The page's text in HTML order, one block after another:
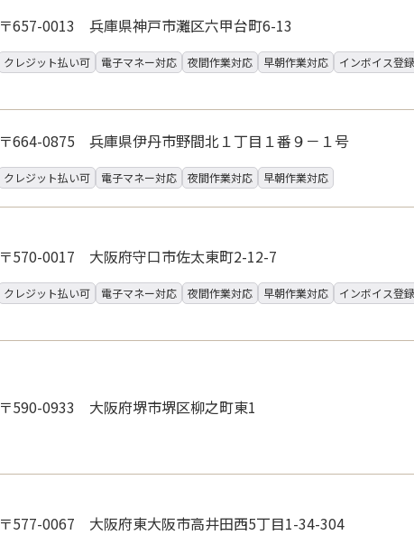
〒657-0013 兵庫県神戸市灘区六甲台町6-13
クレジット払い可 電子マネー対応 夜間作業対応 早朝作業対応 インボイス登
〒664-0875 兵庫県伊丹市野間北１丁目１番９－１号
クレジット払い可 電子マネー対応 夜間作業対応 早朝作業対応
〒570-0017 大阪府守口市佐太東町2-12-7
クレジット払い可 電子マネー対応 夜間作業対応 早朝作業対応 インボイス登
〒590-0933 大阪府堺市堺区柳之町東1
〒577-0067 大阪府東大阪市高井田西5丁目1-34-304